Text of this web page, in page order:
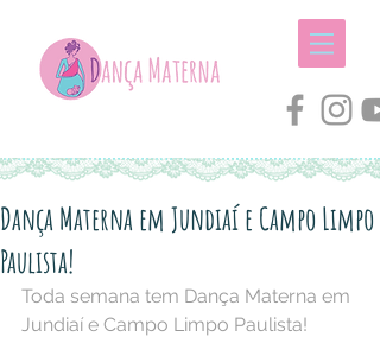
Dança Materna em Jundiaí e Campo Limpo
Paulista!
Toda semana tem Dança Materna em
Jundiaí e Campo Limpo Paulista!